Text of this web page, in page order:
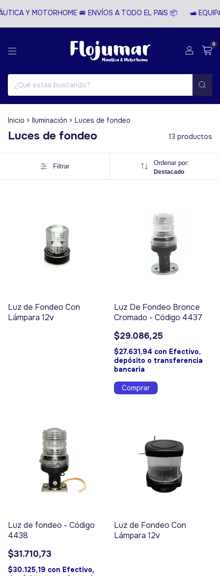
Y MOTORHOME 🚐 ENVÍOS A TODO EL PAIS 📦 🛥️
0
Inicio > Iluminación > Luces de fondeo
Luces de fondeo 13 productos
Filtrar Ordenar por:
Destacado
Luz de Fondeo Con
Lámpara 12v
Luz De Fondeo Bronce
Cromado - Código 4437
$29.086,25
$27.631,94 con Efectivo,
depósito o transferencia
bancaria
Luz de fondeo - Código
4438
$31.710,73
$30.125,19 con Efectivo,
Luz de Fondeo Con
Lámpara 12v